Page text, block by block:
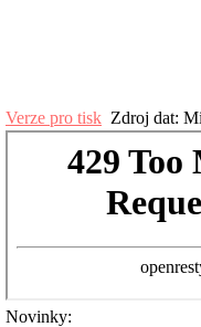
Verze pro tisk Zdroj dat:
Novinky: